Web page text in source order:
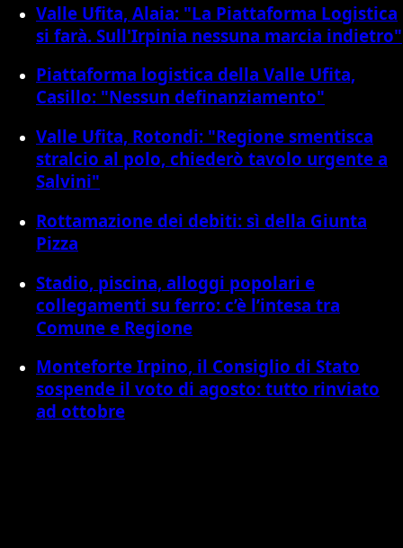
Valle Ufita, Alaia: "La Piattaforma Logistica
si farà. Sull'Irpinia nessuna marcia indietro"
Piattaforma logistica della Valle Ufita,
Casillo: "Nessun definanziamento"
Valle Ufita, Rotondi: "Regione smentisca
stralcio al polo, chiederò tavolo urgente a
Salvini"
Rottamazione dei debiti: sì della Giunta
Pizza
Stadio, piscina, alloggi popolari e
collegamenti su ferro: c’è l’intesa tra
Comune e Regione
Monteforte Irpino, il Consiglio di Stato
sospende il voto di agosto: tutto rinviato
ad ottobre